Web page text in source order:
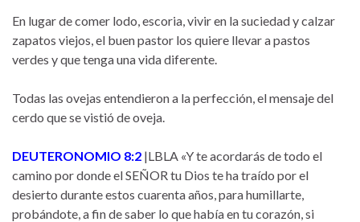
En lugar de comer lodo, escoria, vivir en la suciedad y calzar
zapatos viejos, el buen pastor los quiere llevar a pastos
verdes y que tenga una vida diferente.
Todas las ovejas entendieron a la perfección, el mensaje del
cerdo que se vistió de oveja.
DEUTERONOMIO 8:2 |LBLA «Y te acordarás de todo el
camino por donde el SEÑOR tu Dios te ha traído por el
desierto durante estos cuarenta años, para humillarte,
probándote, a fin de saber lo que había en tu corazón, si